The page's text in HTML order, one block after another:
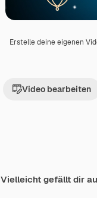
Erstelle deine eigenen
Video bearbeiten
Vielleicht gefällt dir